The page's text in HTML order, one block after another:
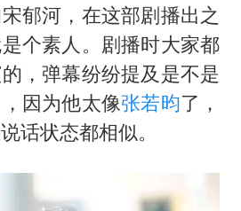
郁河，在这部剧播出之
个素人。剧播时大家都
，弹幕纷纷提及是不是
因为他太像张若昀了，
话状态都相似。